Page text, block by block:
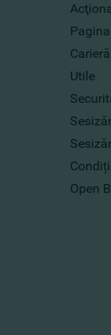
Carieră
Utile
Open